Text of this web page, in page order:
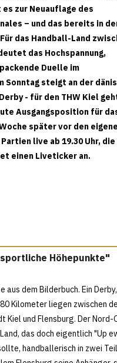
es zur Neuauflage des
– und das bereits in
das Handball-Land
das Hochspannung,
Duelle im
Sonntag steigt an der
- für den THW Kiel
Ausgangsposition für
später vor den
live ab 19.30 Uhr, die
einen Liveticker an.
Höhepunkte"
aus dem Bilderbuch. Ein
Kilometer liegen zwischen
Kiel und Flensburg. Der Nord-
das doch eigentlich "Up
handballerisch in zwei